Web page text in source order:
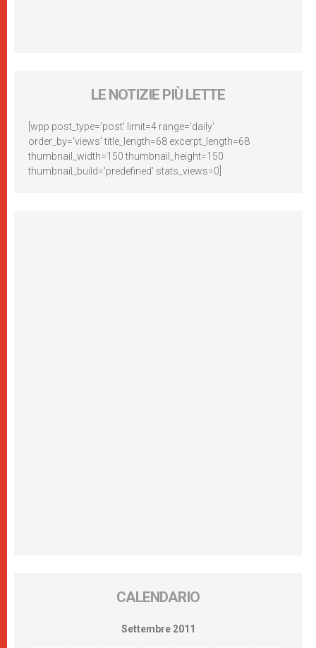
LE NOTIZIE PIÙ LETTE
[wpp post_type='post' limit=4 range='daily'
order_by='views' title_length=68 excerpt_length=68
thumbnail_width=150 thumbnail_height=150
thumbnail_build='predefined' stats_views=0]
CALENDARIO
Settembre 2011